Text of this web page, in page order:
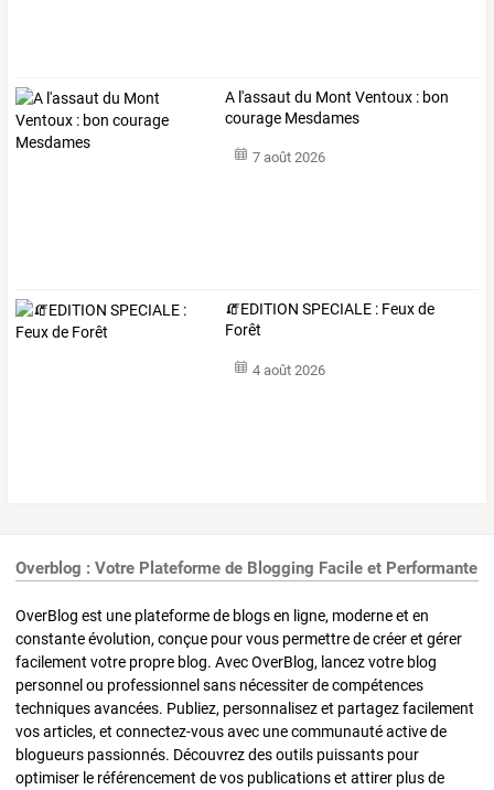
A l'assaut du Mont Ventoux : bon
courage Mesdames
7 août 2026
🧯EDITION SPECIALE : Feux de
Forêt
4 août 2026
Overblog : Votre Plateforme de Blogging Facile et Performante
OverBlog est une plateforme de blogs en ligne, moderne et en
constante évolution, conçue pour vous permettre de créer et gérer
facilement votre propre blog. Avec OverBlog, lancez votre blog
personnel ou professionnel sans nécessiter de compétences
techniques avancées. Publiez, personnalisez et partagez facilement
vos articles, et connectez-vous avec une communauté active de
blogueurs passionnés. Découvrez des outils puissants pour
optimiser le référencement de vos publications et attirer plus de